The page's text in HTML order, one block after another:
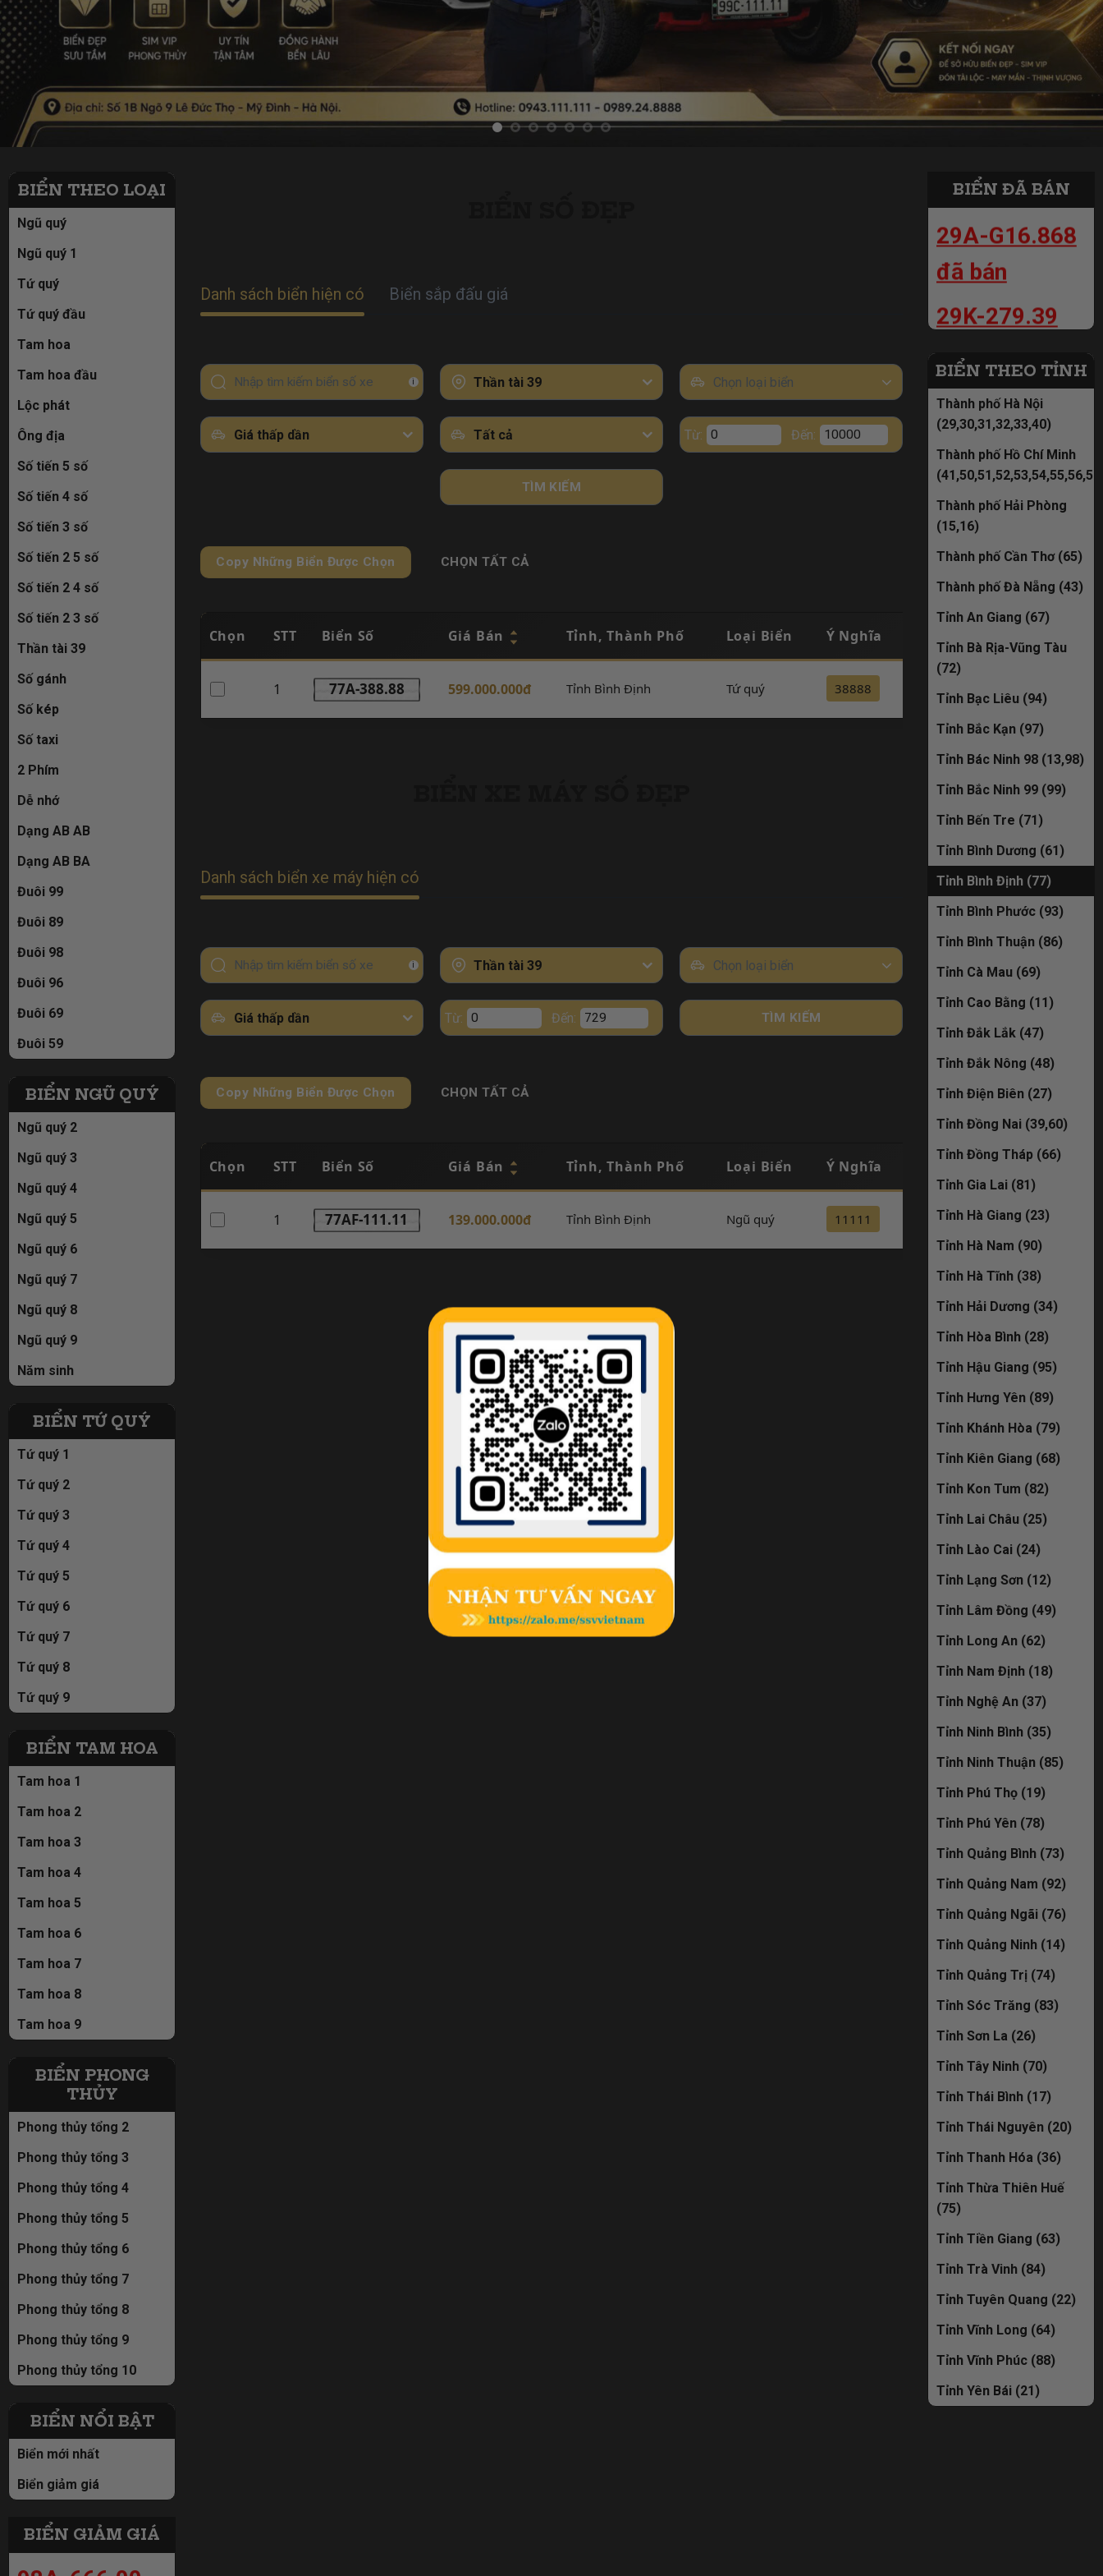
BIỂN THEO LOẠI
Ngũ quý
Ngũ quý 1
Tứ quý
Tứ quý đầu
Tam hoa
Tam hoa đầu
Lộc phát
Ông địa
Số tiến 5 số
Số tiến 4 số
Số tiến 3 số
Số tiến 2 5 số
Số tiến 2 4 số
Số tiến 2 3 số
Thần tài 39
Số gánh
Số kép
Số taxi
2 Phím
Dễ nhớ
Dạng AB AB
Dạng AB BA
Đuôi 99
Đuôi 89
Đuôi 98
Đuôi 96
Đuôi 69
Đuôi 59
BIỂN NGŨ QUÝ
Ngũ quý 2
Ngũ quý 3
Ngũ quý 4
Ngũ quý 5
Ngũ quý 6
Ngũ quý 7
Ngũ quý 8
Ngũ quý 9
Năm sinh
BIỂN TỨ QUÝ
Tứ quý 1
Tứ quý 2
Tứ quý 3
Tứ quý 4
Tứ quý 5
Tứ quý 6
Tứ quý 7
Tứ quý 8
Tứ quý 9
BIỂN TAM HOA
Tam hoa 1
Tam hoa 2
Tam hoa 3
Tam hoa 4
Tam hoa 5
Tam hoa 6
Tam hoa 7
Tam hoa 8
Tam hoa 9
BIỂN PHONG
THỦY
Phong thủy tổng 2
Phong thủy tổng 3
Phong thủy tổng 4
Phong thủy tổng 5
Phong thủy tổng 6
Phong thủy tổng 7
Phong thủy tổng 8
Phong thủy tổng 9
Phong thủy tổng 10
BIỂN NỔI BẬT
Biển mới nhất
Biển giảm giá
BIỂN GIẢM GIÁ
98A-666.00 =
59tr
59tr
98A-666.00 =
98A-829.89 =
Danh sách biển hiện có Biển sắp đấu giá
i Thần tài 39 Chọn loại biển
Giá thấp dần Tất cả Từ: Đến:
TÌM KIẾM
Copy Những Biển Được Chọn CHỌN TẤT CẢ
Chọn STT Biển Số Giá Bán Tỉnh, Thành Phố Loại Biển Ý Nghĩa
1 77A-388.88 599.000.000đ Tỉnh Bình Định Tứ quý 38888
Danh sách biển xe máy hiện có
i Thần tài 39 Chọn loại biển
Giá thấp dần Từ: Đến: TÌM KIẾM
Copy Những Biển Được Chọn CHỌN TẤT CẢ
Chọn STT Biển Số Giá Bán Tỉnh, Thành Phố Loại Biển Ý Nghĩa
1 77AF-111.11 139.000.000đ Tỉnh Bình Định Ngũ quý 11111 Đăng ký
BIỂN ĐÃ BÁN
30C-799.99
đã bán
30B-799.99
29A-G16.868
đã bán
29K-279.39
đã bán
29K-200.99
đã bán
51M-589.98
đã bán
29D-582.68
đã bán
29K-225.88
đã bán
19A-898.66
đã bán
30M-635.79
đã bán
30M-963.88
đã bán
19A-888.33=
đã bán
29K-369.86
30M-582.28
đã bán
29K-361.86
đã bán
51M-588.58
30M-959.98
đã bán
30L-593.86
đã bán
19C-235.68
đã bán
30M-009.90
đã bán
BIỂN THEO TỈNH
Thành phố Hà Nội
(29,30,31,32,33,40)
Thành phố Hồ Chí Minh
Thành phố Hải Phòng
(15,16)
Thành phố Cần Thơ (65)
Thành phố Đà Nẵng (43)
Tỉnh An Giang (67)
Tỉnh Bà Rịa-Vũng Tàu
(72)
Tỉnh Bạc Liêu (94)
Tỉnh Bắc Kạn (97)
Tỉnh Bác Ninh 98 (13,98)
Tỉnh Bắc Ninh 99 (99)
Tỉnh Bến Tre (71)
Tỉnh Bình Dương (61)
Tỉnh Bình Định (77)
Tỉnh Bình Phước (93)
Tỉnh Bình Thuận (86)
Tỉnh Cà Mau (69)
Tỉnh Cao Bằng (11)
Tỉnh Đắk Lắk (47)
Tỉnh Đắk Nông (48)
Tỉnh Điện Biên (27)
Tỉnh Đồng Nai (39,60)
Tỉnh Đồng Tháp (66)
Tỉnh Gia Lai (81)
Tỉnh Hà Giang (23)
Tỉnh Hà Nam (90)
Tỉnh Hà Tĩnh (38)
Tỉnh Hải Dương (34)
Tỉnh Hòa Bình (28)
Tỉnh Hậu Giang (95)
Tỉnh Hưng Yên (89)
Tỉnh Khánh Hòa (79)
Tỉnh Kiên Giang (68)
Tỉnh Kon Tum (82)
Tỉnh Lai Châu (25)
Tỉnh Lào Cai (24)
Tỉnh Lạng Sơn (12)
Tỉnh Lâm Đồng (49)
Tỉnh Long An (62)
Tỉnh Nam Định (18)
Tỉnh Nghệ An (37)
Tỉnh Ninh Bình (35)
Tỉnh Ninh Thuận (85)
Tỉnh Phú Thọ (19)
Tỉnh Phú Yên (78)
Tỉnh Quảng Bình (73)
Tỉnh Quảng Nam (92)
Tỉnh Quảng Ngãi (76)
Tỉnh Quảng Ninh (14)
Tỉnh Quảng Trị (74)
Tỉnh Sóc Trăng (83)
Tỉnh Sơn La (26)
Tỉnh Tây Ninh (70)
Tỉnh Thái Bình (17)
Tỉnh Thái Nguyên (20)
Tỉnh Thanh Hóa (36)
Tỉnh Thừa Thiên Huế
(75)
Tỉnh Tiền Giang (63)
Tỉnh Trà Vinh (84)
Tỉnh Tuyên Quang (22)
Tỉnh Vĩnh Long (64)
Tỉnh Vĩnh Phúc (88)
Tỉnh Yên Bái (21)